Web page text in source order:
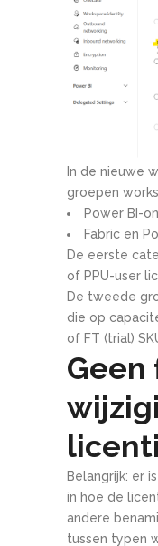
In de nieuwe
groepen
Power BI-
Fabric en
De eerste
of PPU-user
De tweede
die op
of FT (trial)
Belangrijk: er is
in hoe de
andere
tussen typen